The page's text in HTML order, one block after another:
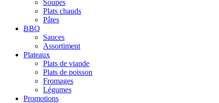
Soupes
Plats chauds
Pâtes
BBQ
Sauces
Assortiment
Plateaux
Plats de viande
Plats de poisson
Fromages
Légumes
Promotions